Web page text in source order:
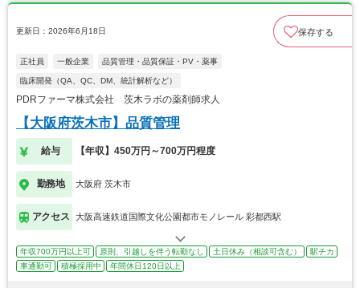
更新日：2026年6月18日 保存する
正社員 一般企業 品質管理・品質保証・PV・薬事
臨床開発（QA、QC、DM、統計解析など）
PDRファーマ株式会社 茨木ラボの薬剤師求人
【大阪府茨木市】品質管理
給与 【年収】450万円～700万円程度
勤務地 大阪府 茨木市
アクセス 大阪高速鉄道国際文化公園都市モノレール 彩都西駅
年収700万円以上可 原則、引越しを伴う転勤なし 土日休み（相談可含む）
駅チカ
車通勤可
積極採用中 年間休日120日以上